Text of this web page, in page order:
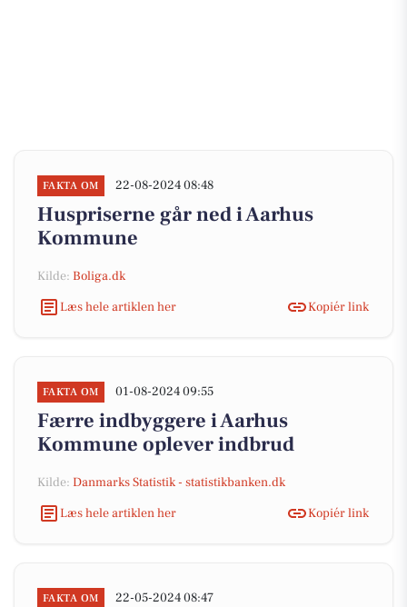
FAKTA OM 22-08-2024 08:48
Huspriserne går ned i Aarhus
Kommune
Kilde: Boliga.dk
Læs hele artiklen her
Kopiér link
FAKTA OM 01-08-2024 09:55
Færre indbyggere i Aarhus
Kommune oplever indbrud
Kilde: Danmarks Statistik - statistikbanken.dk
Læs hele artiklen her
Kopiér link
FAKTA OM 22-05-2024 08:47